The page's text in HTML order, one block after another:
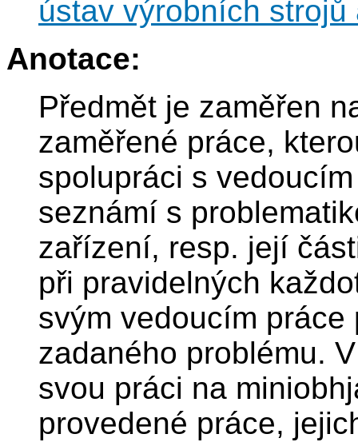
ústav výrobních
Anotace:
Předmět je zaměřen
zaměřené práce,
spolupráci s
seznámí s
zařízení, resp. její
při pravidelných
svým vedoucím
zadaného problému.
svou práci na
provedené práce,